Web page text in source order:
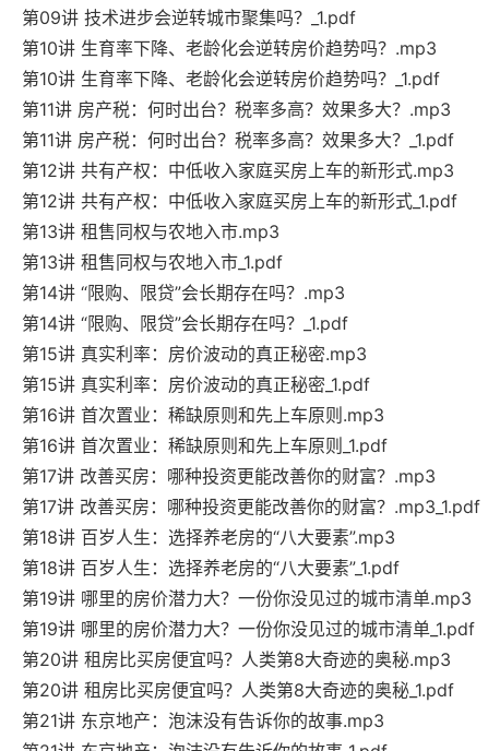
第09讲 技术进步会逆转城市聚集吗？_1.pdf
第10讲 生育率下降、老龄化会逆转房价趋势吗？.mp3
第10讲 生育率下降、老龄化会逆转房价趋势吗？_1.pdf
第11讲 房产税：何时出台？税率多高？效果多大？.mp3
第11讲 房产税：何时出台？税率多高？效果多大？_1.pdf
第12讲 共有产权：中低收入家庭买房上车的新形式.mp3
第12讲 共有产权：中低收入家庭买房上车的新形式_1.pdf
第13讲 租售同权与农地入市.mp3
第13讲 租售同权与农地入市_1.pdf
第14讲 “限购、限贷”会长期存在吗？.mp3
第14讲 “限购、限贷”会长期存在吗？_1.pdf
第15讲 真实利率：房价波动的真正秘密.mp3
第15讲 真实利率：房价波动的真正秘密_1.pdf
第16讲 首次置业：稀缺原则和先上车原则.mp3
第16讲 首次置业：稀缺原则和先上车原则_1.pdf
第17讲 改善买房：哪种投资更能改善你的财富？.mp3
第17讲 改善买房：哪种投资更能改善你的财富？.mp3_1.pdf
第18讲 百岁人生：选择养老房的“八大要素”.mp3
第18讲 百岁人生：选择养老房的“八大要素”_1.pdf
第19讲 哪里的房价潜力大？一份你没见过的城市清单.mp3
第19讲 哪里的房价潜力大？一份你没见过的城市清单_1.pdf
第20讲 租房比买房便宜吗？人类第8大奇迹的奥秘.mp3
第20讲 租房比买房便宜吗？人类第8大奇迹的奥秘_1.pdf
第21讲 东京地产：泡沫没有告诉你的故事.mp3